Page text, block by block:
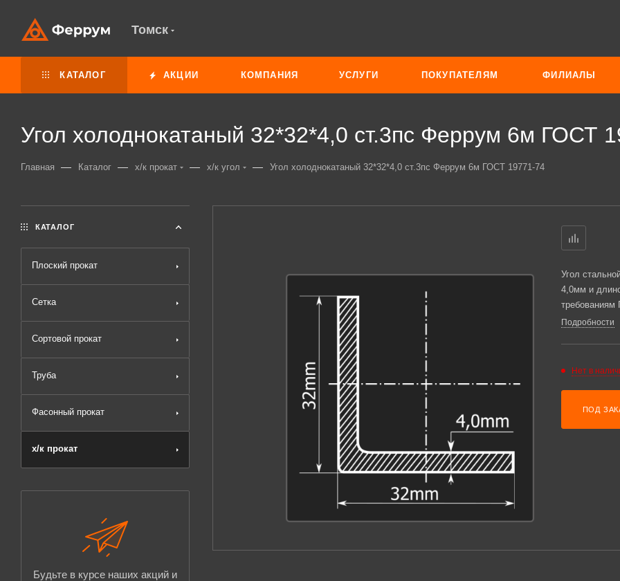
Томск
КАТАЛОГ АКЦИИ КОМПАНИЯ УСЛУГИ ПОКУПАТЕЛЯМ ФИЛИАЛЫ
Угол холоднокатаный 32*32*4,0 ст.3пс Феррум 6м ГОСТ
Главная — Каталог — х/к прокат — х/к угол — Угол холоднокатаный 32*32*4,0 ст.3пс Феррум 6м ГОСТ 19771-74
Угол
4,0мм и
требованиям
Подробности
Нет в
ПОД
КАТАЛОГ
Плоский прокат
Сетка
Сортовой прокат
Труба
Фасонный прокат
х/к прокат
Будьте в курсе наших акций и